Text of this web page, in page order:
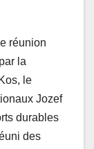
réunion
la
le
Jozef
durables
des